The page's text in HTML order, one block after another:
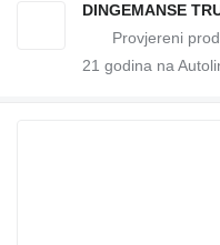
DINGEMANSE
21 godina na